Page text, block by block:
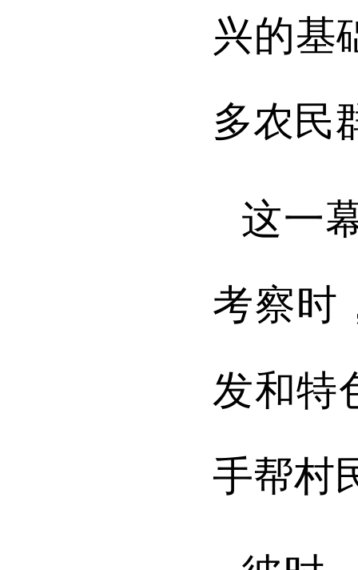
兴的基
多农民
这一
考察时
发和特
手帮村